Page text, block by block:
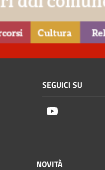
SEGUICI SU
NOVITÀ